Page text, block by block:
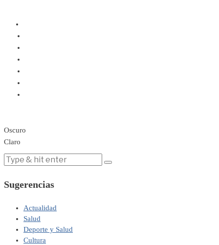
Oscuro
Claro
Sugerencias
Actualidad
Salud
Deporte y Salud
Cultura